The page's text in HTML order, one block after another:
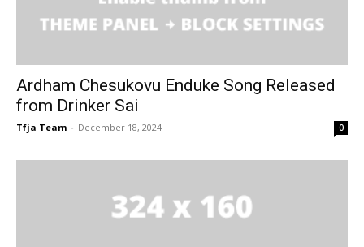
Ardham Chesukovu Enduke Song Released
from Drinker Sai
Tfja Team - December 18, 2024 0